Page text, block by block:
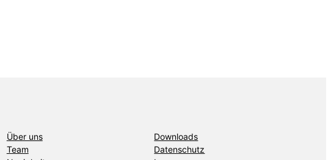
Über uns
Team
Downloads
Datenschutz